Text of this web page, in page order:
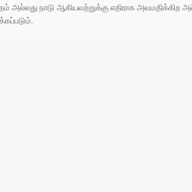
அல்லது நாடு ஆகியவற்றுக்கு எதிராக அவமதிக்கிற